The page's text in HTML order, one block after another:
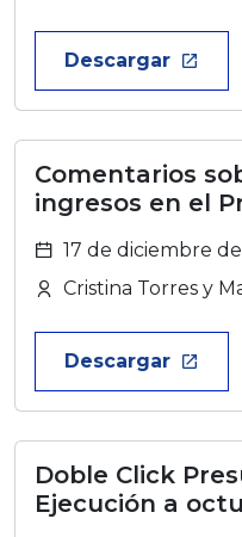
Descargar launch
Comentarios
ingresos en el
17 de diciembre
Cristina Torres y
Descargar launch
Doble Click
Ejecución a